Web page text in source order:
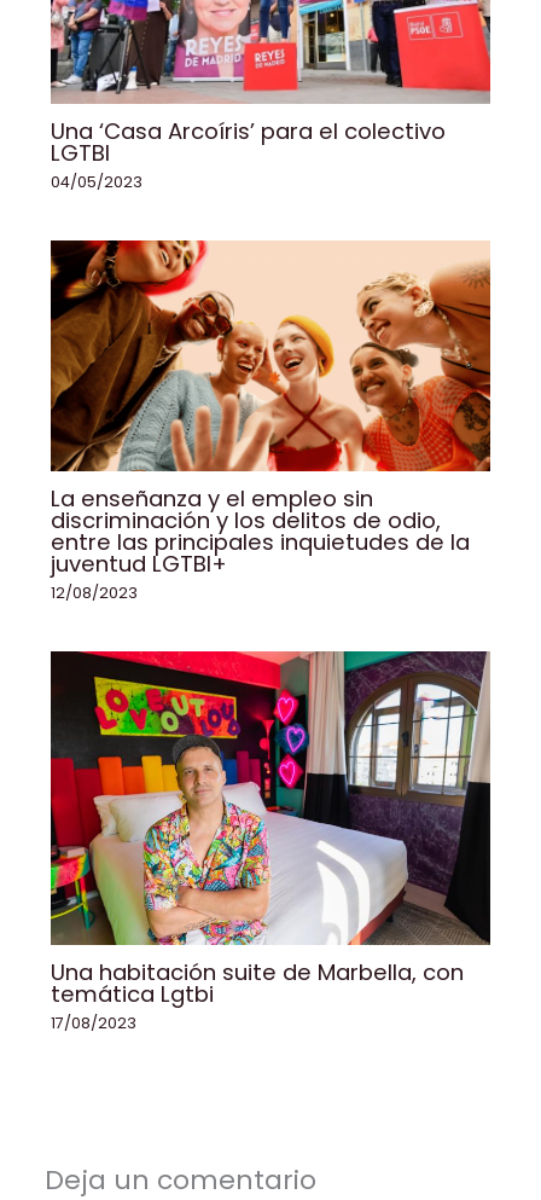
Una ‘Casa Arcoíris’ para el colectivo
LGTBI
04/05/2023
La enseñanza y el empleo sin
discriminación y los delitos de odio,
entre las principales inquietudes de la
juventud LGTBI+
12/08/2023
Una habitación suite de Marbella, con
temática Lgtbi
17/08/2023
Deja un comentario